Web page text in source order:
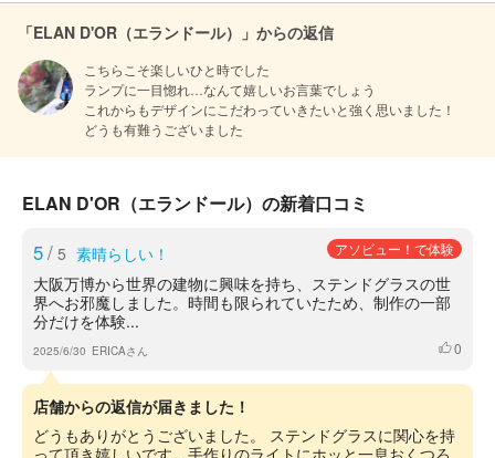
「ELAN D'OR（エランドール）」からの返信
こちらこそ楽しいひと時でした
ランプに一目惚れ…なんて嬉しいお言葉でしょう
これからもデザインにこだわっていきたいと強く思いました！
どうも有難うございました
ELAN D'OR（エランドール）の新着口コミ
5/ 5 素晴らしい！ アソビュー！で体験
大阪万博から世界の建物に興味を持ち、ステンドグラスの世
界へお邪魔しました。時間も限られていたため、制作の一部
分だけを体験...
2025/6/30 ERICAさん いいね
0
店舗からの返信が届きました！
どうもありがとうございました。 ステンドグラスに関心を持
って頂き嬉しいです。手作りのライトにホッと一息おくつろ